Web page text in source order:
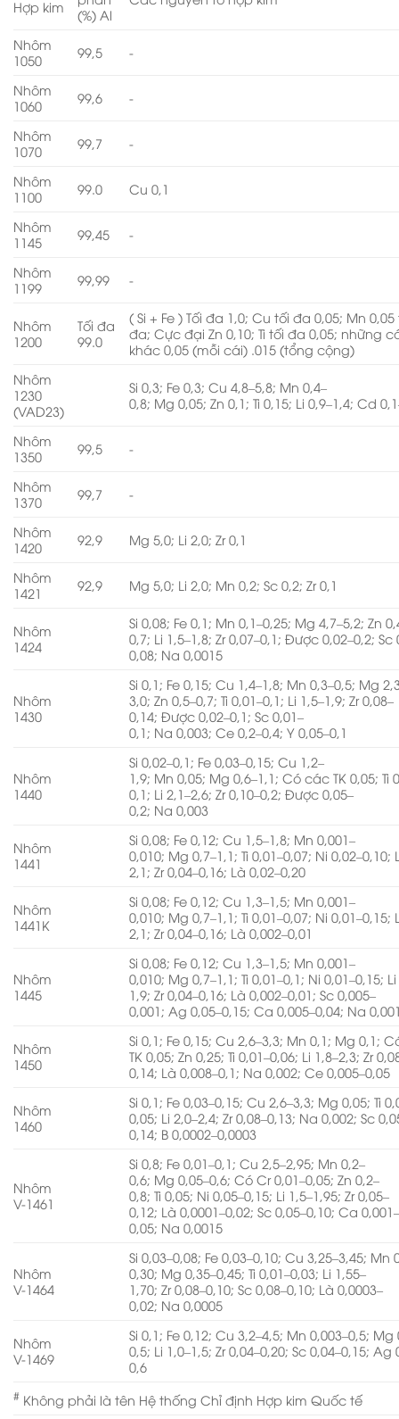
Hợp kim
(%) Al
Nhôm
1050
99,5 -
Nhôm
1060
99,6 -
Nhôm
1070
99,7 -
Nhôm
1100
99.0 Cu 0,1
Nhôm
1145
99,45 -
Nhôm
1199
99,99 -
Nhôm
1200
Tối đa
99.0
( Si + Fe ) Tối đa 1,0; Cu tối đa 0,05; Mn 0,05
đa; Cực đại Zn 0,10; Ti tối đa 0,05; những
khác 0,05 (mỗi cái) .015 (tổng cộng)
Nhôm
1230
(VAD23)
Si 0,3; Fe 0,3; Cu 4,8–5,8; Mn 0,4–
0,8; Mg 0,05; Zn 0,1; Ti 0,15; Li 0,9–1,4; Cd
Nhôm
1350
99,5 -
Nhôm
1370
99,7 -
Nhôm
1420
92,9 Mg 5,0; Li 2,0; Zr 0,1
Nhôm
1421
92,9 Mg 5,0; Li 2,0; Mn 0,2; Sc 0,2; Zr 0,1
Nhôm
1424
Si 0,08; Fe 0,1; Mn 0,1–0,25; Mg 4,7–5,2; Zn
0,7; Li 1,5–1,8; Zr 0,07–0,1; Được 0,02–0,2; Sc
0,08; Na 0,0015
Nhôm
1430
Si 0,1; Fe 0,15; Cu 1,4–1,8; Mn 0,3–0,5; Mg
3,0; Zn 0,5–0,7; Ti 0,01–0,1; Li 1,5–1,9; Zr 0,08–
0,14; Được 0,02–0,1; Sc 0,01–
0,1; Na 0,003; Ce 0,2–0,4; Y 0,05–0,1
Nhôm
1440
Si 0,02–0,1; Fe 0,03–0,15; Cu 1,2–
1,9; Mn 0,05; Mg 0,6–1,1; Có các TK 0,05; Ti
0,1; Li 2,1–2,6; Zr 0,10–0,2; Được 0,05–
0,2; Na 0,003
Nhôm
1441
Si 0,08; Fe 0,12; Cu 1,5–1,8; Mn 0,001–
0,010; Mg 0,7–1,1; Ti 0,01–0,07; Ni 0,02–0,10;
2,1; Zr 0,04–0,16; Là 0,02–0,20
Nhôm
1441K
Si 0,08; Fe 0,12; Cu 1,3–1,5; Mn 0,001–
0,010; Mg 0,7–1,1; Ti 0,01–0,07; Ni 0,01–0,15;
2,1; Zr 0,04–0,16; Là 0,002–0,01
Nhôm
1445
Si 0,08; Fe 0,12; Cu 1,3–1,5; Mn 0,001–
0,010; Mg 0,7–1,1; Ti 0,01–0,1; Ni 0,01–0,15;
1,9; Zr 0,04–0,16; Là 0,002–0,01; Sc 0,005–
0,001; Ag 0,05–0,15; Ca 0,005–0,04; Na
Nhôm
1450
Si 0,1; Fe 0,15; Cu 2,6–3,3; Mn 0,1; Mg 0,1;
TK 0,05; Zn 0,25; Ti 0,01–0,06; Li 1,8–2,3; Zr
0,14; Là 0,008–0,1; Na 0,002; Ce 0,005–0,05
Nhôm
1460
Si 0,1; Fe 0,03–0,15; Cu 2,6–3,3; Mg 0,05; Ti
0,05; Li 2,0–2,4; Zr 0,08–0,13; Na 0,002; Sc
0,14; B 0,0002–0,0003
Nhôm
V-1461
Si 0,8; Fe 0,01–0,1; Cu 2,5–2,95; Mn 0,2–
0,6; Mg 0,05–0,6; Có Cr 0,01–0,05; Zn 0,2–
0,8; Ti 0,05; Ni 0,05–0,15; Li 1,5–1,95; Zr 0,05–
0,12; Là 0,0001–0,02; Sc 0,05–0,10; Ca
0,05; Na 0,0015
Nhôm
V-1464
Si 0,03–0,08; Fe 0,03–0,10; Cu 3,25–3,45; Mn
0,30; Mg 0,35–0,45; Ti 0,01–0,03; Li 1,55–
1,70; Zr 0,08–0,10; Sc 0,08–0,10; Là 0,0003–
0,02; Na 0,0005
Nhôm
V-1469
Si 0,1; Fe 0,12; Cu 3,2–4,5; Mn 0,003–0,5; Mg
0,5; Li 1,0–1,5; Zr 0,04–0,20; Sc 0,04–0,15; Ag
0,6
# Không phải là tên Hệ thống Chỉ định Hợp kim Quốc tế